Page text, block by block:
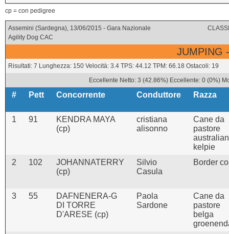
cp = con pedigree
Assemini (Sardegna), 13/06/2015 - Gara Nazionale
Agility Dog CAC
JUMPING
Risultati: 7 Lunghezza: 150 Velocità: 3.4 TPS: 44.12 TPM: 66.18 Ostacoli: 19
Eccellente Netto: 3 (42.86%) Eccellente: 0 (0%)
# Pett Concorrente Conduttore Razza
1 91
KENDRA MAYA
(cp)
cristiana
alisonno
Cane da
pastore
kelpie
2
102
JOHANNATERRY
(cp)
Silvio
Casula
Border
3 55
DAFNENERA-G
DI TORRE
D'ARESE (cp)
Paola
Sardone
Cane da
pastore
belga